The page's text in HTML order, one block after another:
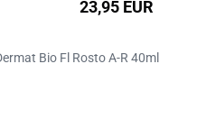
23,95 EUR
Bio Fl Rosto A-R 40ml